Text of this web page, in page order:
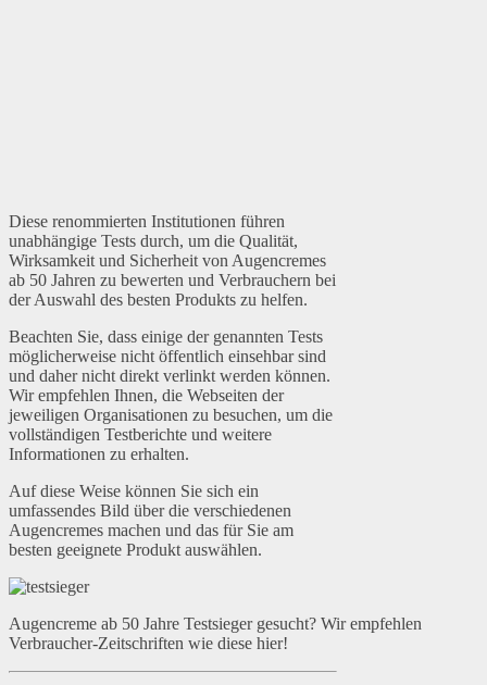
Diese renommierten Institutionen führen
unabhängige Tests durch, um die Qualität,
Wirksamkeit und Sicherheit von Augencremes
ab 50 Jahren zu bewerten und Verbrauchern bei
der Auswahl des besten Produkts zu helfen.
Beachten Sie, dass einige der genannten Tests
möglicherweise nicht öffentlich einsehbar sind
und daher nicht direkt verlinkt werden können.
Wir empfehlen Ihnen, die Webseiten der
jeweiligen Organisationen zu besuchen, um die
vollständigen Testberichte und weitere
Informationen zu erhalten.
Auf diese Weise können Sie sich ein
umfassendes Bild über die verschiedenen
Augencremes machen und das für Sie am
besten geeignete Produkt auswählen.
Augencreme ab 50 Jahre Testsieger gesucht? Wir empfehlen
Verbraucher-Zeitschriften wie diese hier!